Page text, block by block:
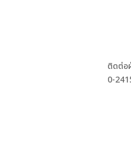
ติดต่อ
0-